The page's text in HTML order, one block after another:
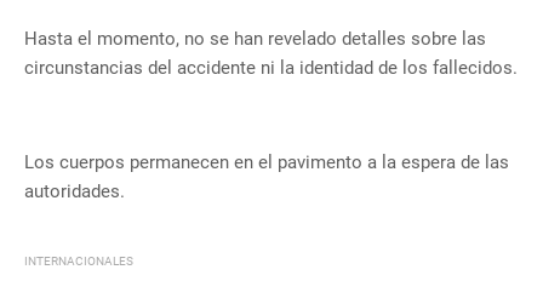
Hasta el momento, no se han revelado detalles sobre las
circunstancias del accidente ni la identidad de los fallecidos.
Los cuerpos permanecen en el pavimento a la espera de las
autoridades.
INTERNACIONALES